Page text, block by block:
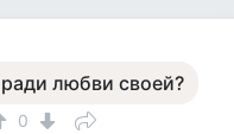
любви своей?
0